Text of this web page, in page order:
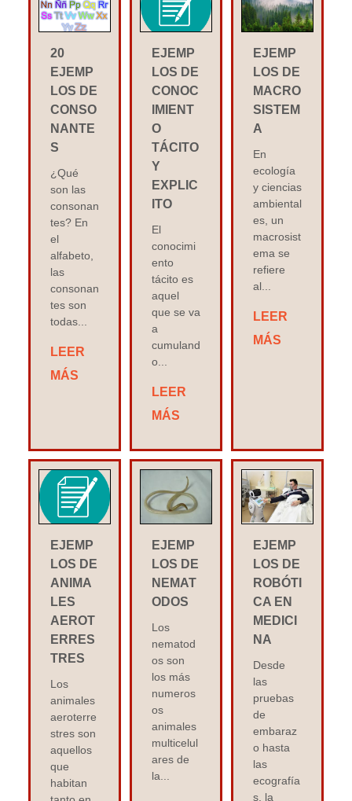
20
EJEMP
LOS DE
CONSO
NANTE
S
¿Qué
son las
consonan
tes? En
el
alfabeto,
las
consonan
tes son
todas...
LEER
MÁS
EJEMP
LOS DE
CONOC
IMIENT
O
TÁCITO
Y
EXPLIC
ITO
El
conocimi
ento
tácito es
aquel
que se va
a
cumuland
o...
LEER
MÁS
EJEMP
LOS DE
MACRO
SISTEM
A
En
ecología
y ciencias
ambiental
es, un
macrosist
ema se
refiere
al...
LEER
MÁS
EJEMP
LOS DE
ANIMA
LES
AEROT
ERRES
TRES
Los
animales
aeroterre
stres son
aquellos
que
habitan
EJEMP
LOS DE
NEMAT
ODOS
Los
nematod
os son
los más
numeros
os
animales
multicelul
ares de
la...
EJEMP
LOS DE
ROBÓTI
CA EN
MEDICI
NA
Desde
las
pruebas
de
embaraz
o hasta
las
ecografía
s, la